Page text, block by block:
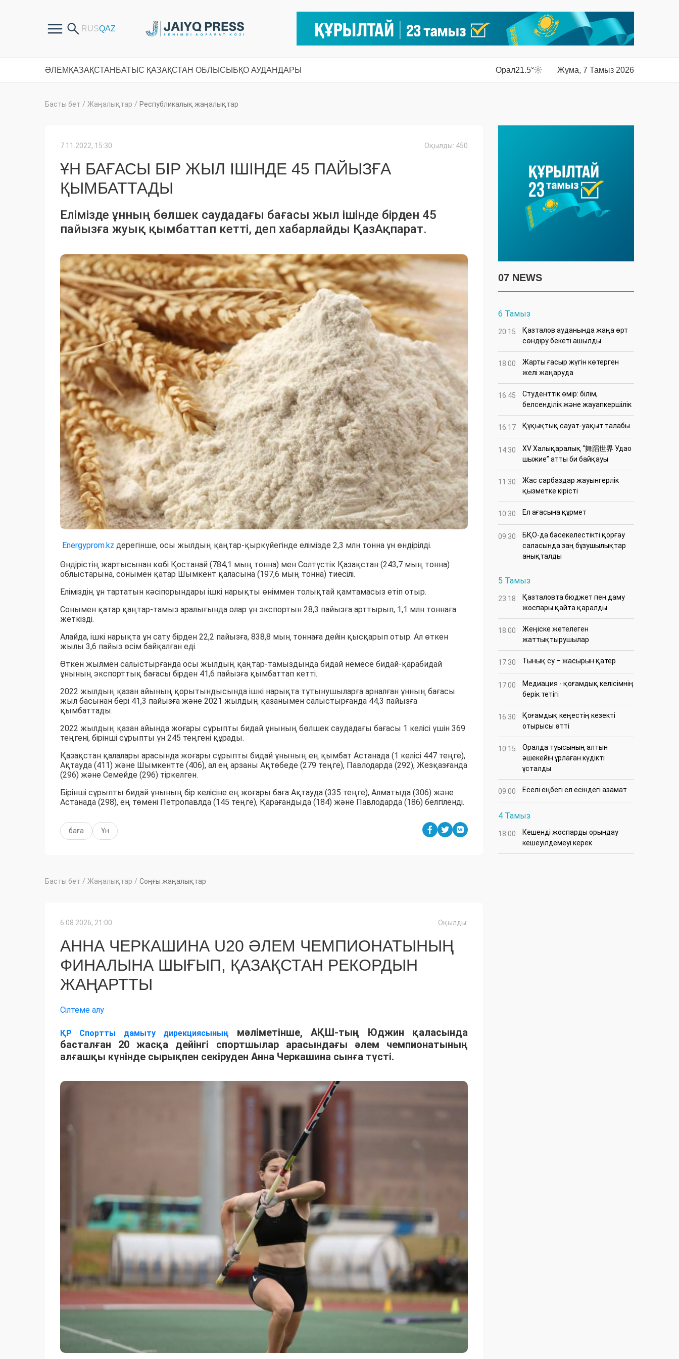
ӘЛЕМ ҚАЗАҚСТАН БАТЫС ҚАЗАҚСТАН ОБЛЫСЫ БҚО АУДАНДАРЫ Орал21.5° Жұма, 7 Тамыз 2026
Басты бет / Жаңалықтар / Республикалық жаңалықтар
7.11.2022, 15:30 Оқылды: 450
ҰН БАҒАСЫ БІР ЖЫЛ ІШІНДЕ 45 ПАЙЫЗҒА
ҚЫМБАТТАДЫ
Елімізде ұнның бөлшек саудадағы бағасы жыл ішінде бірден 45
пайызға жуық қымбаттап кетті, деп хабарлайды ҚазАқпарат.
Еnergyprom.kz дерегінше, осы жылдың қаңтар-қыркүйегінде елімізде 2,3 млн тонна ұн өндірілді.
Өндірістің жартысынан көбі Қостанай (784,1 мың тонна) мен Солтүстік Қазақстан (243,7 мың тонна)
облыстарына, сонымен қатар Шымкент қаласына (197,6 мың тонна) тиесілі.
Еліміздің ұн тартатын кәсіпорындары ішкі нарықты өніммен толықтай қамтамасыз етіп отыр.
Сонымен қатар қаңтар-тамыз аралығында олар ұн экспортын 28,3 пайызға арттырып, 1,1 млн тоннаға
жеткізді.
Алайда, ішкі нарықта ұн сату бірден 22,2 пайызға, 838,8 мың тоннаға дейін қысқарып отыр. Ал өткен
жылы 3,6 пайыз өсім байқалған еді.
Өткен жылмен салыстырғанда осы жылдың қаңтар-тамыздында бидай немесе бидай-қарабидай
ұнының экспорттық бағасы бірден 41,6 пайызға қымбаттап кетті.
2022 жылдың қазан айының қорытындысында ішкі нарықта тұтынушыларға арналған ұнның бағасы
жыл басынан бері 41,3 пайызға және 2021 жылдың қазанымен салыстырғанда 44,3 пайызға
қымбаттады.
2022 жылдың қазан айында жоғары сұрыпты бидай ұнының бөлшек саудадағы бағасы 1 келісі үшін 369
теңгені, бірінші сұрыпты үн 245 теңгені құрады.
Қазақстан қалалары арасында жоғары сұрыпты бидай ұнының ең қымбат Астанада (1 келісі 447 теңге),
Ақтауда (411) және Шымкентте (406), ал ең арзаны Ақтөбеде (279 теңге), Павлодарда (292), Жезқазғанда
(296) және Семейде (296) тіркелген.
Бірінші сұрыпты бидай ұнының бір келісіне ең жоғары баға Ақтауда (335 теңге), Алматыда (306) және
Астанада (298), ең төмені Петропавлда (145 теңге), Қарағандыда (184) және Павлодарда (186) белгіленді.
баға Ұн
Басты бет / Жаңалықтар / Соңғы жаңалықтар
6.08.2026, 21:00 Оқылды:
АННА ЧЕРКАШИНА U20 ӘЛЕМ ЧЕМПИОНАТЫНЫҢ
ФИНАЛЫНА ШЫҒЫП, ҚАЗАҚСТАН РЕКОРДЫН
ЖАҢАРТТЫ
Сілтеме алу
ҚР Спортты дамыту дирекциясының
мәліметінше, АҚШ-тың Юджин қаласында
басталған 20 жасқа дейінгі спортшылар арасындағы әлем чемпионатының
алғашқы күнінде сырықпен секіруден Анна Черкашина сынға түсті.
07 NEWS
6 Тамыз
20:15
Қазталов ауданында жаңа өрт
сөндіру бекеті ашылды
18:00
Жарты ғасыр жүгін көтерген
желі жаңаруда
16:45
Студенттік өмір: білім,
белсенділік және жауапкершілік
16:17 Құқықтық сауат-уақыт талабы
14:30
XV Халықаралық “舞蹈世界 Удао
шыжие” атты би байқауы
11:30
Жас сарбаздар жауынгерлік
қызметке кірісті
10:30 Ел ағасына құрмет
09:30
БҚО-да бәсекелестікті қорғау
саласында заң бұзушылықтар
анықталды
5 Тамыз
23:18
Қазталовта бюджет пен даму
жоспары қайта қаралды
18:00
Жеңіске жетелеген
жаттықтырушылар
17:30 Тынық су – жасырын қатер
17:00
Медиация - қоғамдық келісімнің
берік тетігі
16:30
Қоғамдық кеңестің кезекті
отырысы өтті
10:15
Оралда туысының алтын
әшекейін ұрлаған күдікті
ұсталды
09:00 Еселі еңбегі ел есіндегі азамат
4 Тамыз
18:00
Кешенді жоспарды орындау
кешеуілдемеуі керек